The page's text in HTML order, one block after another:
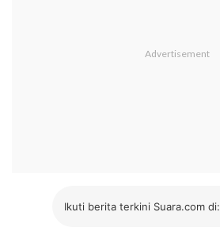
Ikuti berita terkini Suara.com di: